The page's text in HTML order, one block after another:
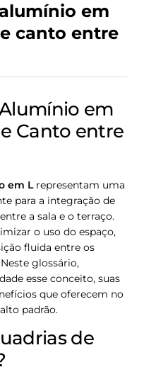
em
canto entre
em
Canto entre
em Lrepresentam uma
para a integração de
a sala e o terraço.
o uso do espaço,
fluida entre os
glossário,
esse conceito, suas
que oferecem no
padrão.
de